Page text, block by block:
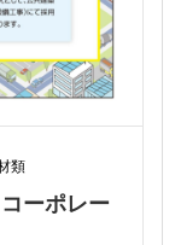
類
ーポレー